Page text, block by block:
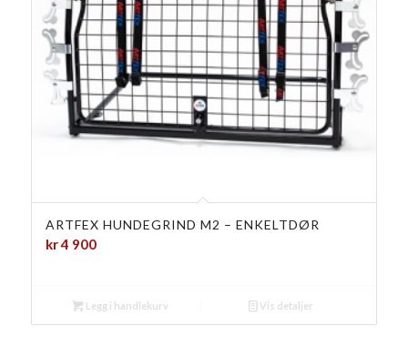
ARTFEX HUNDEGRIND M2 – ENKELTDØR
kr4 900
Legg i handlekurv Vis detaljer